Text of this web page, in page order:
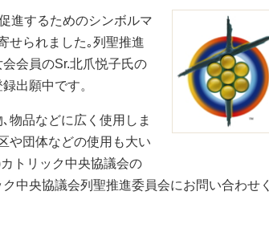
進するためのシンボルマ
せられました｡列聖推進
会員のSr.北爪悦子氏の
出願中です。
物品などに広く使用しま
や団体などの使用も大い
トリック中央協議会の
中央協議会列聖推進委員会にお問い合わせく